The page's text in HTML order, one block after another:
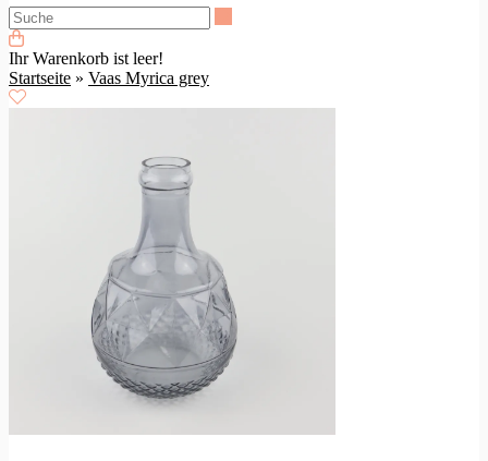
Ihr Warenkorb ist leer!
Startseite » Vaas Myrica grey